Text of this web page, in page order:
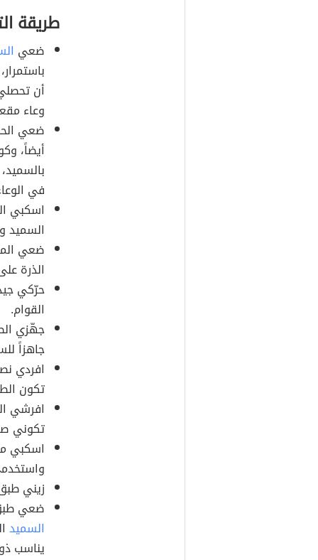
طريقة
ضعي
أن
وعاء
ضعي
أيضاً،
في
اسكبي
السميد
ضعي
الذرة
حرّكي
القوام.
جهّزي
جاهزاً
افردي
تكون
افرشي
تكوني
اسكبي
زيني
ضعي
السميد
يناسب